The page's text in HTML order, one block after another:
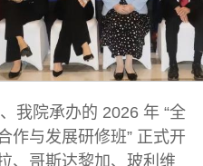
我院承办的 2026 年 “全
作与发展研修班” 正式开
、哥斯达黎加、玻利维